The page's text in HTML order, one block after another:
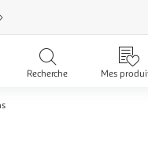
Recherche Mes